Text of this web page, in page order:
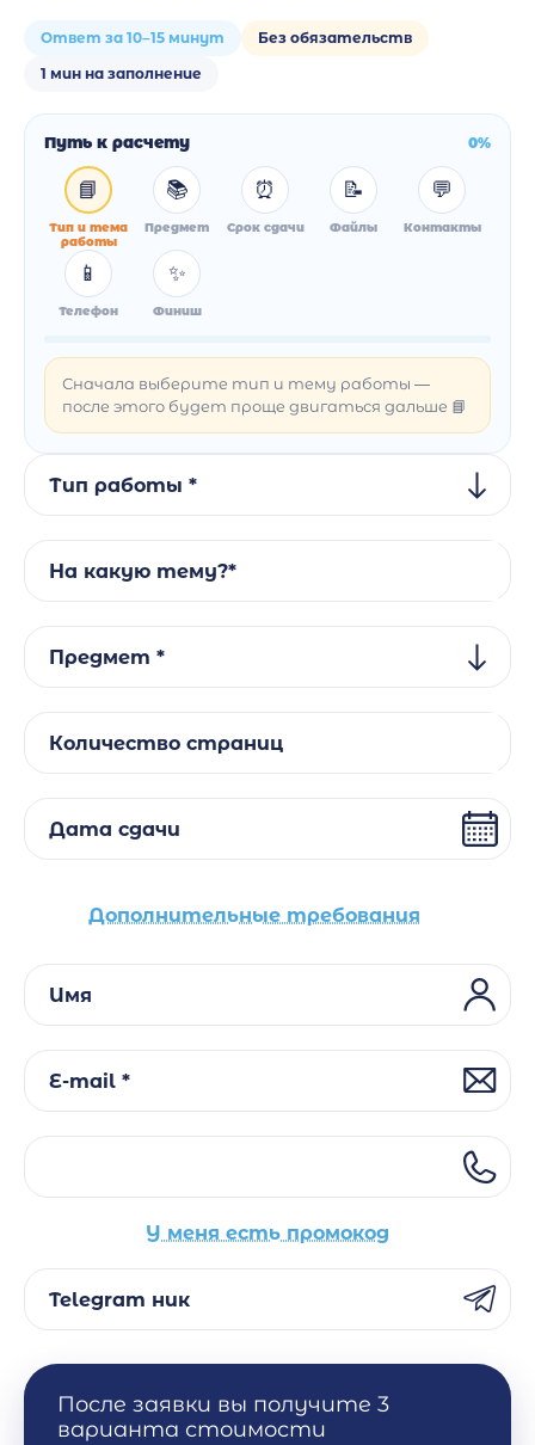
Ответ за 10–15 минут
Без обязательств
1 мин на заполнение
Путь к расчету 0%
📘
Тип и тема
работы
📚
Предмет
⏰
Срок сдачи
📝
Файлы
💬
Контакты
📱
Телефон
✨
Финиш
Сначала выберите тип и тему работы —
после этого будет проще двигаться дальше 📘
Тип работы *
На какую тему?*
Предмет *
Количество страниц
Дата сдачи
Дополнительные требования
Имя
E-mail *
У меня есть промокод
Telegram ник
После заявки вы получите 3
варианта стоимости